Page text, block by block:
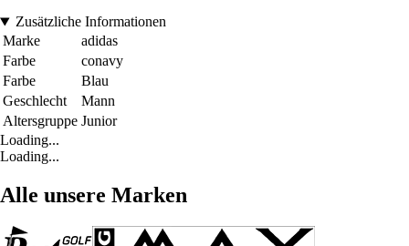
Zusätzliche Informationen
Marke
adidas
Farbe
conavy
Farbe
Blau
Geschlecht
Mann
Altersgruppe Junior
Loading...
Loading...
Alle unsere Marken